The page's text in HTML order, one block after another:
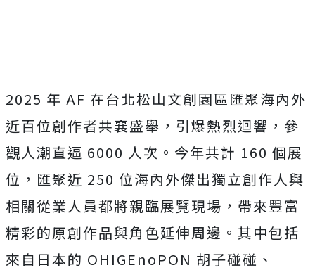
2025 年 AF 在台北松山文創園區匯聚海內外
近百位創作者共襄盛舉， 引爆熱烈迴響，參
觀人潮直逼 6000 人次。今年共計 160 個展
位，匯聚近 250 位海內外傑出獨立創作人與
相關從業人員都將親臨展覽現場， 帶來豐富
精彩的原創作品與角色延伸周邊。其中包括
來自日本的 OHIGEnoPON 胡子碰碰、